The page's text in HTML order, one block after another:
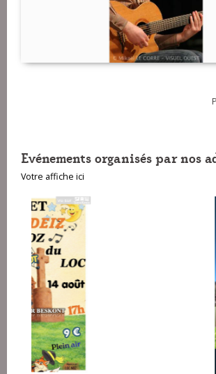
Evénements organisés par nos
Votre affiche ici